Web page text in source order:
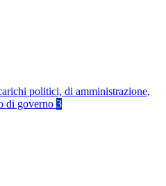
politici, di amministrazione,
di governo 3